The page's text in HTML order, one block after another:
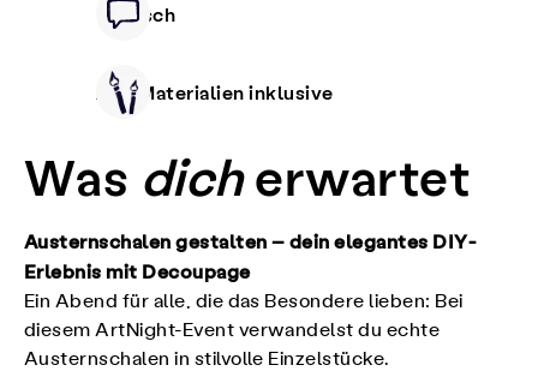
Deutsch
Alle Materialien inklusive
Was dicherwartet
Austernschalen gestalten – dein elegantes DIY-
Erlebnis mit Decoupage
Ein Abend für alle, die das Besondere lieben: Bei
diesem ArtNight-Event verwandelst du echte
Austernschalen in stilvolle Einzelstücke.